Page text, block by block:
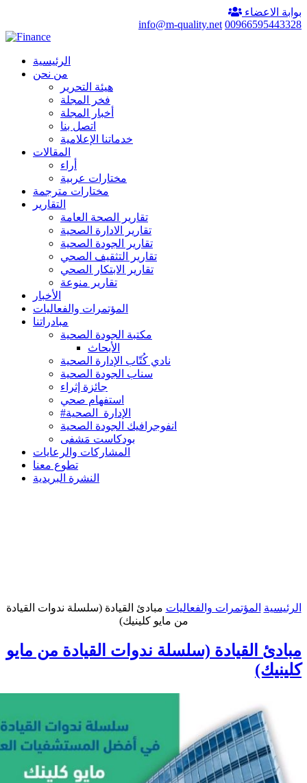
بوابة الاعضاء
00966595443328
info@m-quality.net
الرئيسية
من نحن
هيئة التحرير
فخر المجلة
أخبار المجلة
اتصل بنا
خدماتنا الإعلامية
المقالات
أراء
مختارات عربية
مختارات مترجمة
التقارير
تقارير الصحة العامة
تقارير الادارة الصحية
تقارير الجودة الصحية
تقارير التثقيف الصحي
تقارير الابتكار الصحي
تقارير منوعة
الأخبار
المؤتمرات والفعاليات
مبادراتنا
مكتبة الجودة الصحية
الأبحاث
نادي كُتّاب الإدارة الصحية
سناب الجودة الصحية
جائزة إثراء
استفهام صحي
#الإدارة_الصحية
انفوجرافيك الجودة الصحية
بودكاست مَشفى
المشاركات والرعايات
تطوع معنا
النشرة البريدية
الرئيسية المؤتمرات والفعاليات مبادئ القيادة (سلسلة ندوات القيادة
من مايو كلينيك)
مبادئ القيادة (سلسلة ندوات القيادة من مايو
كلينيك)